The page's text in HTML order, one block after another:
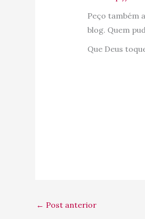
Peço também
blog. Quem
Que Deus
← Post anterior